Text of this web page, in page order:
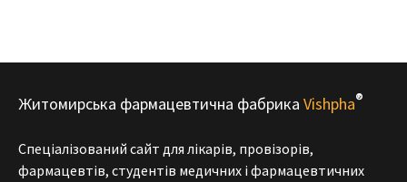
Житомирська фармацевтична фабрика Vishpha®
Спеціалізований сайт для лікарів, провізорів,
фармацевтів, студентів медичних і фармацевтичних